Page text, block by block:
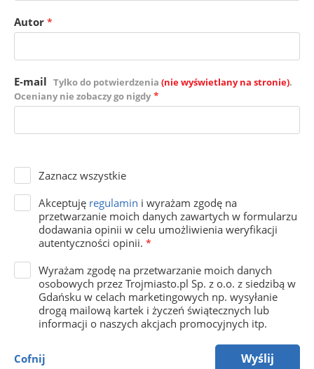
Autor *
E-mail Tylko do potwierdzenia (nie wyświetlany na stronie).
Oceniany nie zobaczy go nigdy *
Zaznacz wszystkie
Akceptuję regulamin i wyrażam zgodę na
przetwarzanie moich danych zawartych w formularzu
dodawania opinii w celu umożliwienia weryfikacji
autentyczności opinii. *
Wyrażam zgodę na przetwarzanie moich danych
osobowych przez Trojmiasto.pl Sp. z o.o. z siedzibą w
Gdańsku w celach marketingowych np. wysyłanie
drogą mailową kartek i życzeń świątecznych lub
informacji o naszych akcjach promocyjnych itp.
Cofnij Wyślij